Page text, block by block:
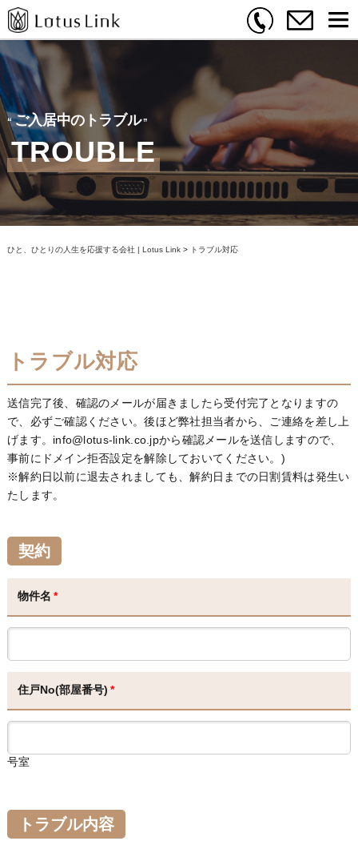
ご入居中のトラブル
TROUBLE
ひと、ひとりの人生を応援する会社 | Lotus Link> トラブル対応
トラブル対応
送信完了後、確認のメールが届きましたら受付完了となりますの
で、必ずご確認ください。後ほど弊社担当者から、ご連絡を差し上
げます。info@lotus-link.co.jpから確認メールを送信しますので、
事前にドメイン拒否設定を解除しておいてください。)
※解約日以前に退去されましても、解約日までの日割賃料は発生い
たします。
契約
物件名 *
住戸No(部屋番号) *
号室
トラブル内容